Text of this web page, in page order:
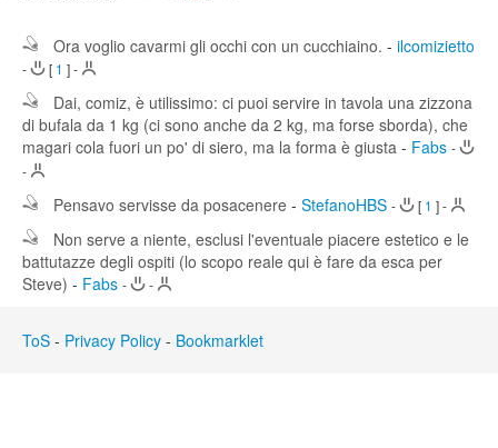
Ora voglio cavarmi gli occhi con un cucchiaino. - ilcomizietto
- [ 1 ]-
Dai, comiz, è utilissimo: ci puoi servire in tavola una zizzona
di bufala da 1 kg (ci sono anche da 2 kg, ma forse sborda), che
magari cola fuori un po' di siero, ma la forma è giusta - Fabs -
-
Pensavo servisse da posacenere - StefanoHBS - [ 1 ]-
Non serve a niente, esclusi l'eventuale piacere estetico e le
battutazze degli ospiti (lo scopo reale qui è fare da esca per
Steve) - Fabs - -
ToS - Privacy Policy - Bookmarklet